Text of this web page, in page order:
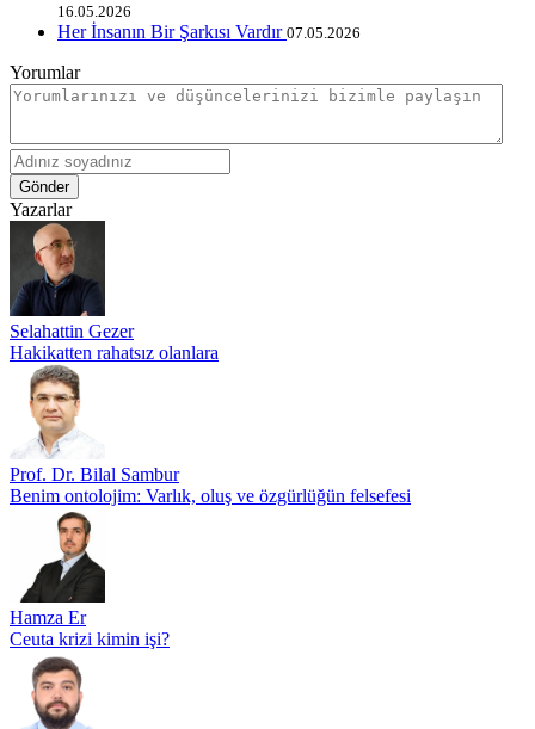
16.05.2026
Her İnsanın Bir Şarkısı Vardır 07.05.2026
Yorumlar
Gönder
Yazarlar
Selahattin Gezer
Hakikatten rahatsız olanlara
Prof. Dr. Bilal Sambur
Benim ontolojim: Varlık, oluş ve özgürlüğün felsefesi
Hamza Er
Ceuta krizi kimin işi?